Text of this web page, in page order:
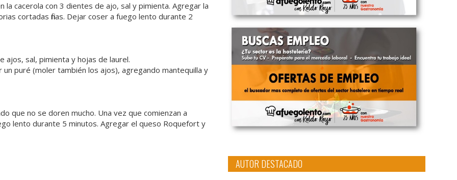
cacerola con 3 dientes de ajo, sal y pimienta. Agregar la
cortadas finas. Dejar coser a fuego lento durante 2
ajos, sal, pimienta y hojas de laurel.
puré (moler también los ajos), agregando mantequilla y
que no se doren mucho. Una vez que comienzan a
lento durante 5 minutos. Agregar el queso Roquefort y
AUTOR DESTACADO